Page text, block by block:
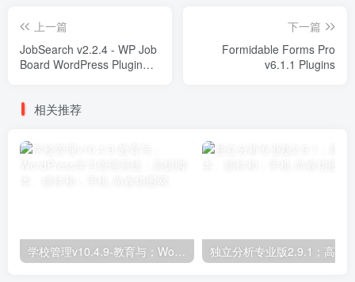
上一篇
JobSearch v2.2.4 - WP Job
Board WordPress Plugin
下一篇
Formidable Forms Pro
v6.1.1 Plugins
相关推荐
学校管理v10.4.9-教育与；WordPress学习管理系统；高级脚本、插件和；手机